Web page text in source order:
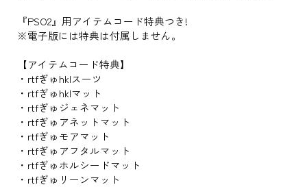
『PSO2』用アイテムコード特典つき!
※電子版には特典は付属しません。
【アイテムコード特典】
・rtfぎゅhklスーツ
・rtfぎゅhklマット
・rtfぎゅジェネマット
・rtfぎゅアネットマット
・rtfぎゅモアマット
・rtfぎゅアフタルマット
・rtfぎゅホルシードマット
・rtfぎゅリーンマット